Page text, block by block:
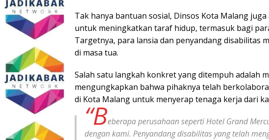
Tak hanya bantuan sosial, Dinsos Kota Malang
untuk meningkatkan taraf hidup, termasuk bagi
Targetnya, para lansia dan penyandang disabilitas
di masa tua.
Salah satu langkah konkret yang ditempuh adalah
mengungkapkan bahwa pihaknya telah
di Kota Malang untuk menyerap tenaga kerja dari
“Beberapa perusahaan seperti Hotel Grand
dengan kami. Penyandang disabilitas yang telah